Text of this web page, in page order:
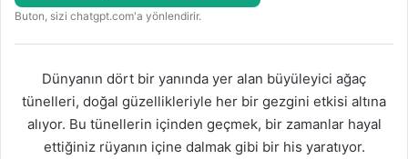
Buton, sizi chatgpt.com'a yönlendirir.
Dünyanın dört bir yanında yer alan büyüleyici ağaç
tünelleri, doğal güzellikleriyle her bir gezgini etkisi altına
alıyor. Bu tünellerin içinden geçmek, bir zamanlar hayal
ettiğiniz rüyanın içine dalmak gibi bir his yaratıyor.